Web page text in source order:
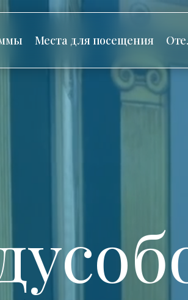
Места для посещения